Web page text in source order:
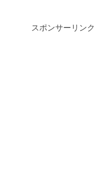
スポンサーリンク